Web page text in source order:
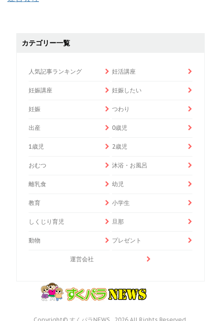
カテゴリー一覧
人気記事ランキング 妊活講座
妊娠講座 妊娠したい
妊娠 つわり
出産 0歳児
1歳児 2歳児
おむつ 沐浴・お風呂
離乳食 幼児
教育 小学生
しくじり育児 旦那
動物 プレゼント
運営会社